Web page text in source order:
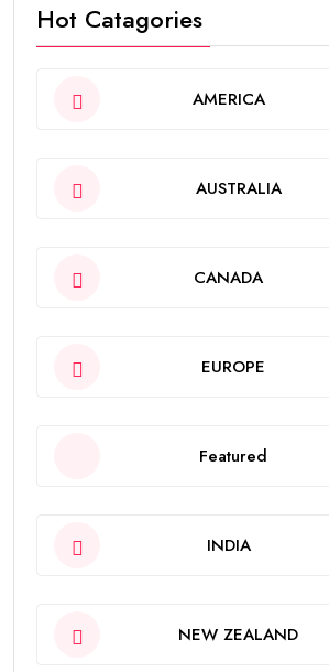
Hot Catagories
AMERICA
AUSTRALIA
CANADA
EUROPE
Featured
INDIA
NEW ZEALAND